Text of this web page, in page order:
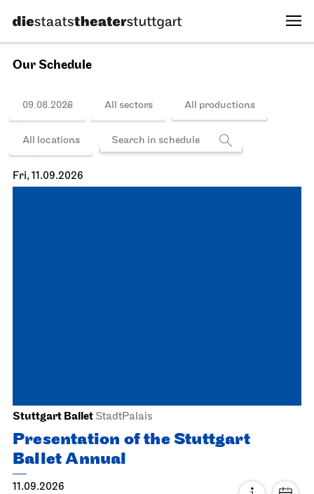
Our Schedule
09.08.2026 All sectors All productions
All locations
Fri, 11.09.2026
Stuttgart Ballet StadtPalais
Presentation of the Stuttgart
Ballet Annual
11.09.2026